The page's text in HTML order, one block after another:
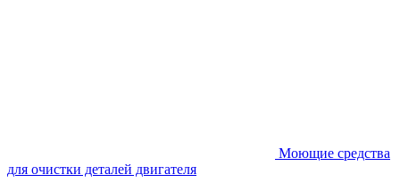
Моющие средства
для очистки деталей двигателя